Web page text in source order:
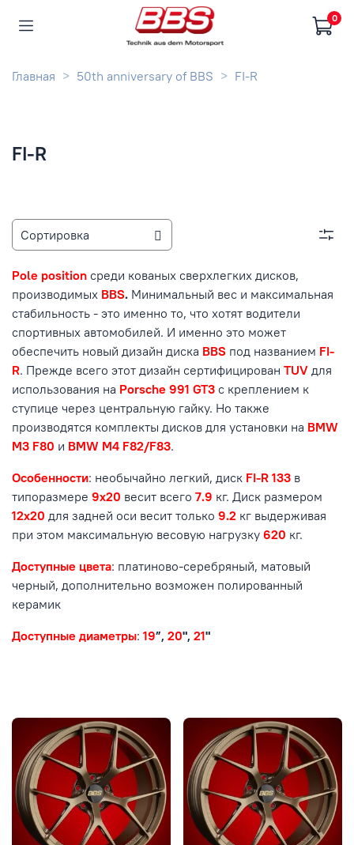
0
Главная 50th anniversary of BBS FI-R
FI-R
Pole position среди кованых сверхлегких дисков,
производимых BBS. Минимальный вес и максимальная
стабильность - это именно то, что хотят водители
спортивных автомобилей. И именно это может
обеспечить новый дизайн диска BBS под названием FI-
R. Прежде всего этот дизайн сертифицирован TUV для
использования на Porsche 991 GT3 с креплением к
ступице через центральную гайку. Но также
производятся комплекты дисков для установки на BMW
M3 F80 и BMW M4 F82/F83.
Особенности: необычайно легкий, диск FI-R 133 в
типоразмере 9x20 весит всего 7.9 кг. Диск размером
12x20 для задней оси весит только 9.2 кг выдерживая
при этом максимальную весовую нагрузку 620 кг.
Доступные цвета: платиново-серебряный, матовый
черный, дополнительно возможен полированный
керамик
Доступные диаметры: 19”, 20", 21"